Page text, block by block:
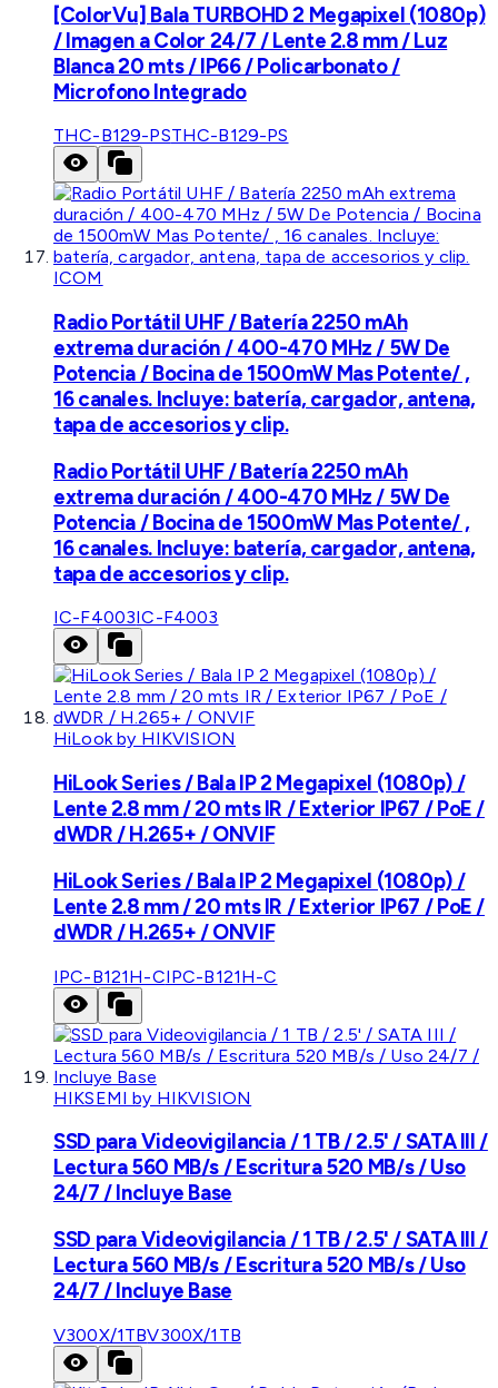
[ColorVu] Bala TURBOHD 2 Megapixel (1080p)
/ Imagen a Color 24/7 / Lente 2.8 mm / Luz
Blanca 20 mts / IP66 / Policarbonato /
Microfono Integrado
THC-B129-PSTHC-B129-PS
ICOM
Radio Portátil UHF / Batería 2250 mAh
extrema duración / 400-470 MHz / 5W De
Potencia / Bocina de 1500mW Mas Potente/ ,
16 canales. Incluye: batería, cargador, antena,
tapa de accesorios y clip.
Radio Portátil UHF / Batería 2250 mAh
extrema duración / 400-470 MHz / 5W De
Potencia / Bocina de 1500mW Mas Potente/ ,
16 canales. Incluye: batería, cargador, antena,
tapa de accesorios y clip.
IC-F4003IC-F4003
HiLook by HIKVISION
HiLook Series / Bala IP 2 Megapixel (1080p) /
Lente 2.8 mm / 20 mts IR / Exterior IP67 / PoE /
dWDR / H.265+ / ONVIF
HiLook Series / Bala IP 2 Megapixel (1080p) /
Lente 2.8 mm / 20 mts IR / Exterior IP67 / PoE /
dWDR / H.265+ / ONVIF
IPC-B121H-CIPC-B121H-C
HIKSEMI by HIKVISION
SSD para Videovigilancia / 1 TB / 2.5' / SATA III /
Lectura 560 MB/s / Escritura 520 MB/s / Uso
24/7 / Incluye Base
SSD para Videovigilancia / 1 TB / 2.5' / SATA III /
Lectura 560 MB/s / Escritura 520 MB/s / Uso
24/7 / Incluye Base
V300X/1TBV300X/1TB